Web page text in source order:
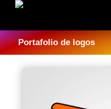
Portafolio de logos